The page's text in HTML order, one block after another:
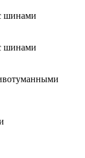
шинами
шинами